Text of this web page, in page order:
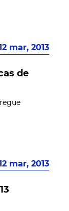
mar, 2013
de
mar, 2013